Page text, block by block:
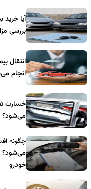
آیا
بررسی
انتقال
انجام
خسارت
می‌شود؟
چگونه
می‌شود؟
خودرو